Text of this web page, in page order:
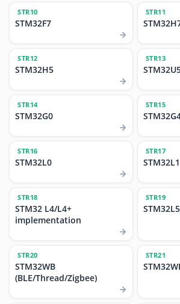
STR10
STM32F7
STR11
STR12
STM32H5
STR13
STR14
STM32G0
STR15
STR16
STM32L0
STR17
STM32L1
STR18
STM32 L4/L4+
implementation
STR19
STM32L5
STR20
STM32WB
(BLE/Thread/Zigbee)
STR21